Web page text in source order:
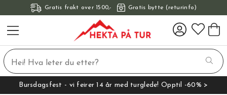
Gratis frakt over 1500,- Gratis bytte (returinfo)
Bursdagsfest - vi feirer 14 år med turglede! Opptil -60% >